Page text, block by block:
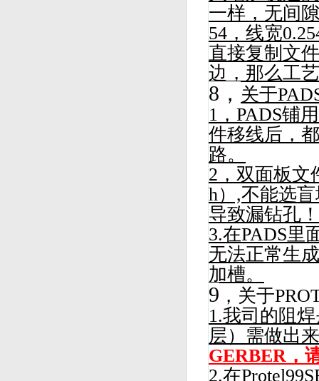
一样，无间
54，线宽
直接复制文
边，那么工
8， 关于
1，PADS铺
件移线后，
路。
2，双面板文
h）,不能选
导致漏钻孔
3.在PADS里
无法正常生
加槽。
9 ，关于
1.我司的阻
层）需做出
GERBER，
2.在